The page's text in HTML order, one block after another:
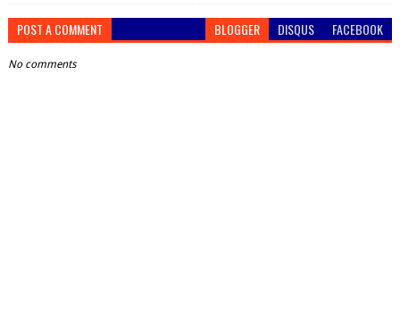
POST A COMMENT BLOGGER DISQUS FACEBOOK
No comments